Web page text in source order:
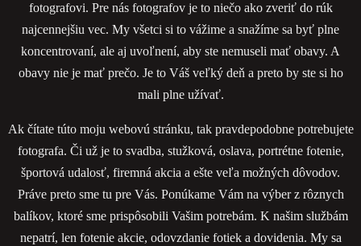
fotografovi. Pre nás fotografov je to niečo ako zveriť do rúk
najcennejšiu vec. My všetci si to vážime a snažíme sa byť plne
koncentrovaní, ale aj uvoľnení, aby ste nemuseli mať obavy. A
obavy nie je mať prečo. Je to Váš veľký deň a preto by ste si ho
mali plne užívať.
Ak čítate túto moju webovú stránku, tak pravdepodobne potrebujete
fotografa. Či už je to svadba, stužková, oslava, portrétne fotenie,
športová udalosť, firemná akcia a ešte veľa možných dôvodov.
Práve preto sme tu pre Vás. Ponúkame Vám na výber z rôznych
balíkov, ktoré sme prispôsobili Vašim potrebám. K našim službám
nepatrí, len fotenie akcie, odovzdanie fotiek a dovidenia. My sa